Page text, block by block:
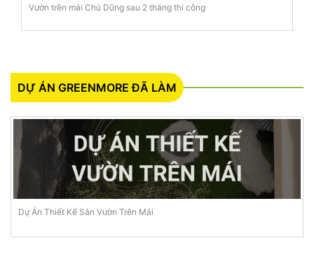
Vườn trên mái Chú Dũng sau 2 tháng thi công
DỰ ÁN GREENMORE ĐÃ LÀM
Dự Án Thiết Kế Sân Vườn Trên Mái